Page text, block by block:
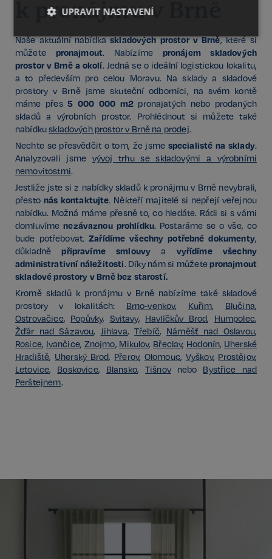
k pronájmu v Brně
Naše aktuální nabídkaskladových prostor v Brně, které si
můžete pronajmout. Nabízíme pronájem skladových
prostor v Brně a okolí. Jedná se o ideální logistickou lokalitu,
a to především pro celou Moravu. Na sklady a skladové
prostory v Brně jsme skuteční odborníci, na svém kontě
máme přes5 000 000 m2 pronajatých nebo prodaných
skladů a výrobních prostor. Prohlédnout si můžete také
nabídkuskladových prostor v Brně na prodej.
Nechte se přesvědčit o tom, že jsme specialisté na sklady.
Analyzovali jsme vývoj trhu se skladovými a výrobními
nemovitostmi.
Jestliže jste si z nabídky skladů k pronájmu v Brně nevybrali,
přesto nás kontaktujte. Někteří majitelé si nepřejí veřejnou
nabídku. Možná máme přesně to, co hledáte. Rádi si s vámi
domluvímenezávaznou prohlídku. Postaráme se o vše, co
bude potřebovat.Zařídíme všechny potřebné dokumenty,
důkladněpřipravíme smlouvy a vyřídíme všechny
administrativní náležitosti. Díky nám si můžetepronajmout
skladové prostory v Brně bez starostí.
Kromě skladů k pronájmu v Brně nabízíme také skladové
prostory v lokalitách: Brno-venkov, Kuřim, Blučina,
Ostrovačice, Popůvky, Svitavy, Havlíčkův Brod, Humpolec,
Žďár nad Sázavou, Jihlava, Třebíč, Náměšť nad Oslavou,
Rosice, Ivančice, Znojmo, Mikulov, Břeclav, Hodonín, Uherské
Hradiště, Uherský Brod, Přerov, Olomouc, Vyškov, Prostějov,
Letovice, Boskovice, Blansko, Tišnovnebo Bystřice nad
Perštejnem.
UPRAVIT NASTAVENÍ
Nezbytné Výkonnostní Cílení
Funkční
Nezařazené
soubory
Funkční
Nezařazené soubory
Kategorie Nezbytné umožňuje základní funkce
webových stránek, jako je přihlášení uživatele a
správa účtu. Bez této kategorie nelze webové
stránky řádně používat. Tato kategorie je vždy
povolena a zahrnuje také uložení, která jsou
nezbytná pro zajištění bezpečného provozu našich
služeb.
Název
Poskytovatel /
Doména
Vyprší
_GRECAPTCHA
Google LLC
www.google.com
5 měsíců
3 týdny
Spotify Inc.